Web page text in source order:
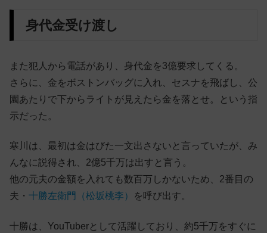
身代金受け渡し
また犯人から電話があり、身代金を3億要求してくる。
さらに、金をボストンバッグに入れ、セスナを飛ばし、公
園あたりで下からライトが見えたら金を落とせ。という指
示だった。
寒川は、最初は金はびた一文出さないと言っていたが、み
んなに説得され、2億5千万は出すと言う。
他の元夫の金額を入れても数百万しかないため、2番目の
夫・ 十勝左衛門（松坂桃李） を呼び出す。
十勝は、YouTuberとして活躍しており、約5千万をすぐに